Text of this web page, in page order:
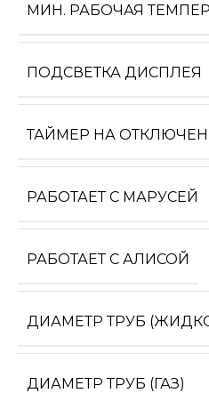
МИН. РАБОЧАЯ
ПОДСВЕТКА ДИСПЛЕЯ
ТАЙМЕР НА
РАБОТАЕТ С МАРУСЕЙ
РАБОТАЕТ С АЛИСОЙ
ДИАМЕТР ТРУБ
ДИАМЕТР ТРУБ (ГАЗ)